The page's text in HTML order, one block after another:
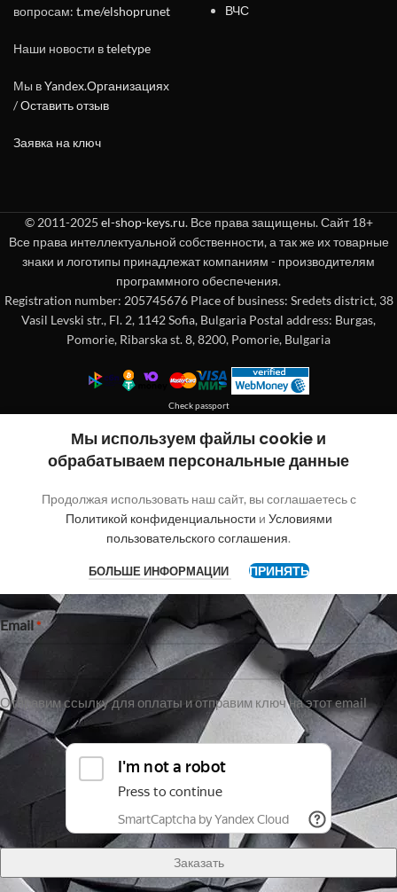
вопросам: t.me/elshoprunet
Наши новости вteletype
Мы вYandex.Организациях
/Оставить отзыв
Заявка на ключ
ВЧС
© 2011-2025 el-shop-keys.ru. Все права защищены. Сайт 18+
Все права интеллектуальной собственности, а так же их товарные
знаки и логотипы принадлежат компаниям - производителям
программного обеспечения.
Registration number: 205745676 Place of business: Sredets district, 38
Vasil Levski str., Fl. 2, 1142 Sofia, Bulgaria Postal address: Burgas,
Pomorie, Ribarska st. 8, 8200, Pomorie, Bulgaria
Check passport
Мы используем файлы cookie и
обрабатываем персональные данные
Продолжая использовать наш сайт, вы соглашаетесь с
Политикой конфиденциальности и Условиями
пользовательского соглашения.
БОЛЬШЕ ИНФОРМАЦИИ ПРИНЯТЬ
Покупка без регистрации
"обозначает обязательные поля
Email *
Отправим ссылку для оплаты и отправим ключ на этот email